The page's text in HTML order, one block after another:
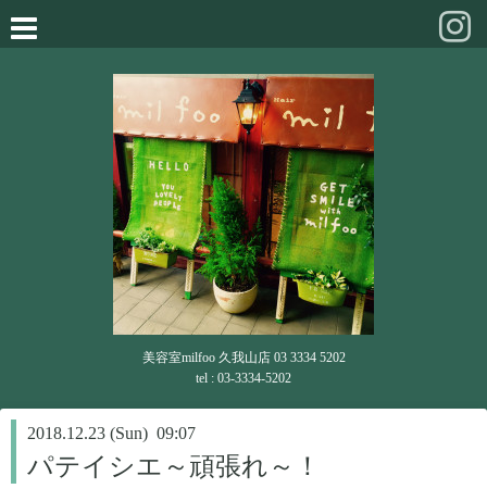
美容室milfoo 久我山店 03 3334 5202
tel : 03-3334-5202
2018.12.23 (Sun) 09:07
パテイシエ～頑張れ～！